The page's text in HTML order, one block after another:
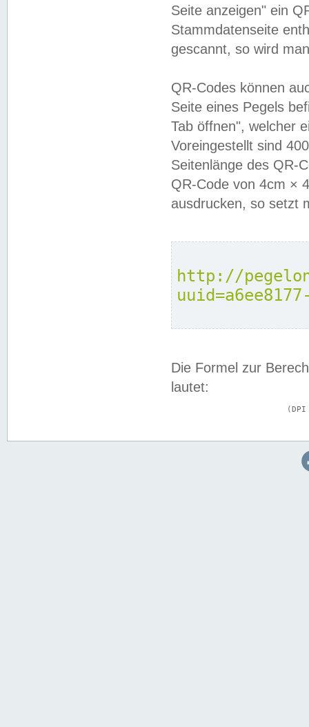
Seite anzeigen" ein
Stammdatenseite
gescannt, so wird
QR-Codes können
Seite eines Pegels
Tab öffnen", welcher
Voreingestellt sind
Seitenlänge des QR-
QR-Code von 4cm ×
ausdrucken, so setzt
http://
Die Formel zur
lautet: